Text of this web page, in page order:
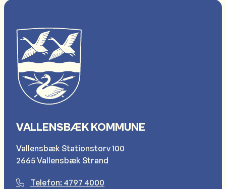
VALLENSBÆK KOMMUNE
Vallensbæk Stationstorv 100
2665 Vallensbæk Strand
Telefon: 4797 4000